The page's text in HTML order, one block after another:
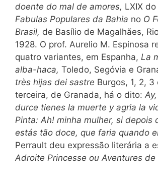
doente do mal de amores, LXIX do
Fabulas Populares da Bahia no O
Brasil, de Basílio de Magalhães,
1928. O prof. Aurelio M. Espinosa
quatro variantes, em Espanha, La
alba-haca, Toledo, Segóvia e
très hijas dei sastre Burgos, 1, 2, 3
terceira, de Granada, há o dito:
durce tienes la muerte y agria la
Pinta: Ah! minha mulher, si depois
estás tão doce, que faria quando
Perrault deu expressão literária a
Adroite Princesse ou Aventures de